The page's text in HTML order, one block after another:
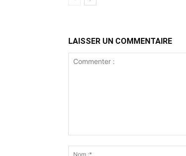
LAISSER UN COMMENTAIRE